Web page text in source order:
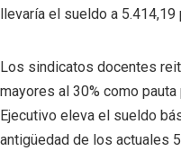
llevaría el sueldo a 5.414,19
Los sindicatos docentes
mayores al 30% como
Ejecutivo eleva el sueldo
antigüedad de los actuales